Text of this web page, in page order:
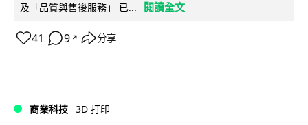
及「品質與售後服務」 已...
閱讀全文
41 9 ↗ 分享
商業科技 3D 打印